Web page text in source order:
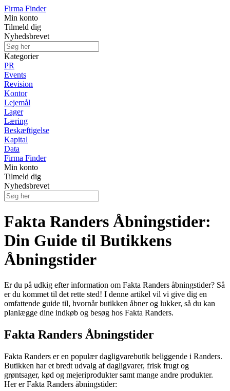
Firma Finder
Min konto
Tilmeld dig
Nyhedsbrevet
Kategorier
PR
Events
Revision
Kontor
Lejemål
Lager
Læring
Beskæftigelse
Kapital
Data
Firma Finder
Min konto
Tilmeld dig
Nyhedsbrevet
Fakta Randers Åbningstider:
Din Guide til Butikkens
Åbningstider
Er du på udkig efter information om Fakta Randers åbningstider? Så
er du kommet til det rette sted! I denne artikel vil vi give dig en
omfattende guide til, hvornår butikken åbner og lukker, så du kan
planlægge dine indkøb og besøg hos Fakta Randers.
Fakta Randers Åbningstider
Fakta Randers er en populær dagligvarebutik beliggende i Randers.
Butikken har et bredt udvalg af dagligvarer, frisk frugt og
grøntsager, kød og mejeriprodukter samt mange andre produkter.
Her er Fakta Randers åbningstider: